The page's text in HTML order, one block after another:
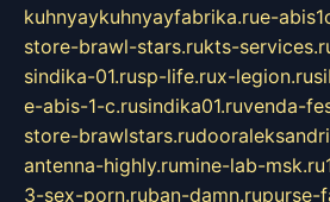
kuhnyaykuhnyayfabrika.rue-
store-brawl-stars.rukts-
sindika-01.rusp-life.rux-legion.ru
e-abis-1-c.rusindika01.ruvenda-
store-brawlstars.ru
antenna-highly.rumine-lab-msk.ru
3-sex-porn.ruban-damn.rupurse-